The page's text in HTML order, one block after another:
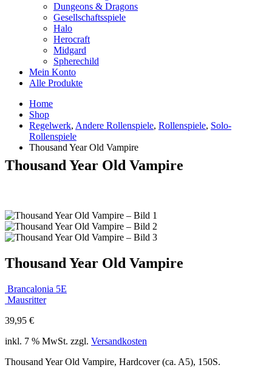
Dungeons & Dragons
Gesellschaftsspiele
Halo
Herocraft
Midgard
Spherechild
Mein Konto
Alle Produkte
Home
Shop
Regelwerk, Andere Rollenspiele, Rollenspiele, Solo-
Rollenspiele
Thousand Year Old Vampire
Thousand Year Old Vampire
Thousand Year Old Vampire
Brancalonia 5E
Mausritter
39,95 €
inkl. 7 % MwSt. zzgl. Versandkosten
Thousand Year Old Vampire, Hardcover (ca. A5), 150S.